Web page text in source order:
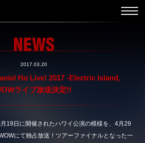
2017.03.20
Ho Live! 2017 -Electric Island,
ライブ放送決定!!
19日に開催されたハワイ公演の模様を、4月29
にて独占放送！ツアーファイナルとなった一